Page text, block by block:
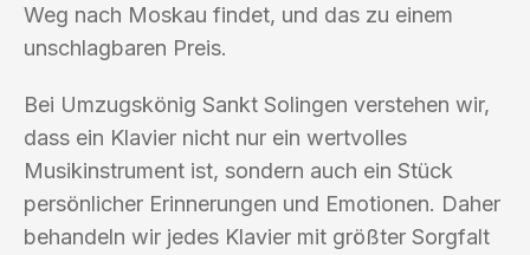
Weg nach Moskau findet, und das zu einem
unschlagbaren Preis.
Bei Umzugskönig Sankt Solingen verstehen wir,
dass ein Klavier nicht nur ein wertvolles
Musikinstrument ist, sondern auch ein Stück
persönlicher Erinnerungen und Emotionen. Daher
behandeln wir jedes Klavier mit größter Sorgfalt